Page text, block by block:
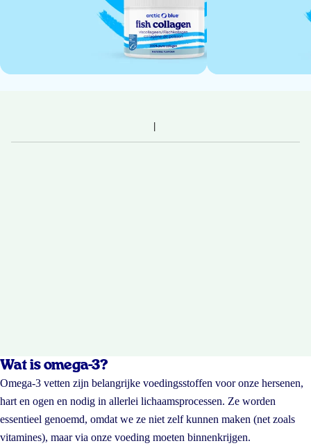
Wat is omega-3?
Omega-3 vetten zijn belangrijke voedingsstoffen voor onze hersenen,
hart en ogen en nodig in allerlei lichaamsprocessen. Ze worden
essentieel genoemd, omdat we ze niet zelf kunnen maken (net zoals
vitamines), maar via onze voeding moeten binnenkrijgen.